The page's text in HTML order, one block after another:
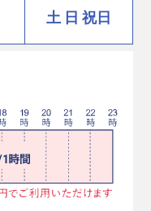
土 日 祝日